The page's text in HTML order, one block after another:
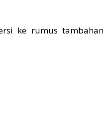
ke rumus tambahan